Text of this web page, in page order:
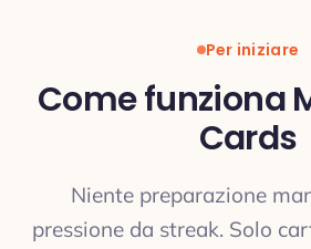
Per iniziare
Come funziona
Cards
Niente preparazione
pressione da streak. Solo